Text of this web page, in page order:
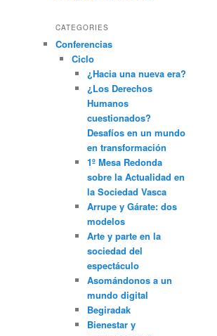
CATEGORIES
Conferencias
Ciclo
¿Hacia una nueva era?
¿Los Derechos
Humanos
cuestionados?
Desafíos en un mundo
en transformación
1º Mesa Redonda
sobre la Actualidad en
la Sociedad Vasca
Arrupe y Gárate: dos
modelos
Arte y parte en la
sociedad del
espectáculo
Asomándonos a un
mundo digital
Begiradak
Bienestar y